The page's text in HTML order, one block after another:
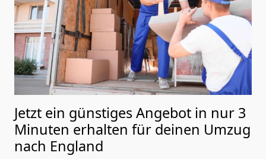
Jetzt ein günstiges Angebot in nur 3
Minuten erhalten für deinen Umzug
nach England